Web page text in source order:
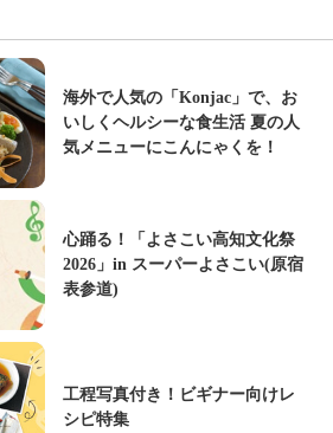
海外で人気の「Konjac」で、お
いしくヘルシーな食生活 夏の人
気メニューにこんにゃくを！
心踊る！「よさこい高知文化祭
2026」in スーパーよさこい(原宿
表参道)
工程写真付き！ビギナー向けレ
シピ特集